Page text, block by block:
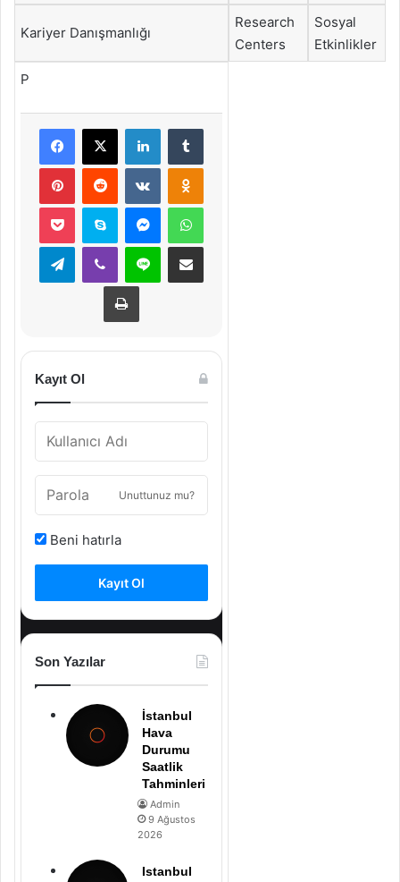
Kariyer Danışmanlığı
Research
Centers
Sosyal
Etkinlikler
P
Facebook
X LinkedInTumblr
PinterestRedditVKontakteOdnoklassniki
PocketSkype MessengerWhatsApp
TelegramViber Line E-Posta ile paylaş
Yazdır
Kayıt Ol
Unuttunuz mu?
Beni hatırla
Kayıt Ol
Son Yazılar
İstanbul
Hava
Durumu
Saatlik
Tahminleri
Admin
9 Ağustos
2026
Istanbul